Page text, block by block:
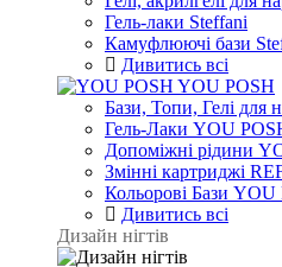
Гель-лаки Steffani
Камуфлюючі бази
Дивитись всі
YOU POSH
Бази, Топи, Гелі для
Гель-Лаки YOU
Допоміжні рідини
Змінні картриджі
Кольорові Бази YOU
Дивитись всі
Дизайн нігтів